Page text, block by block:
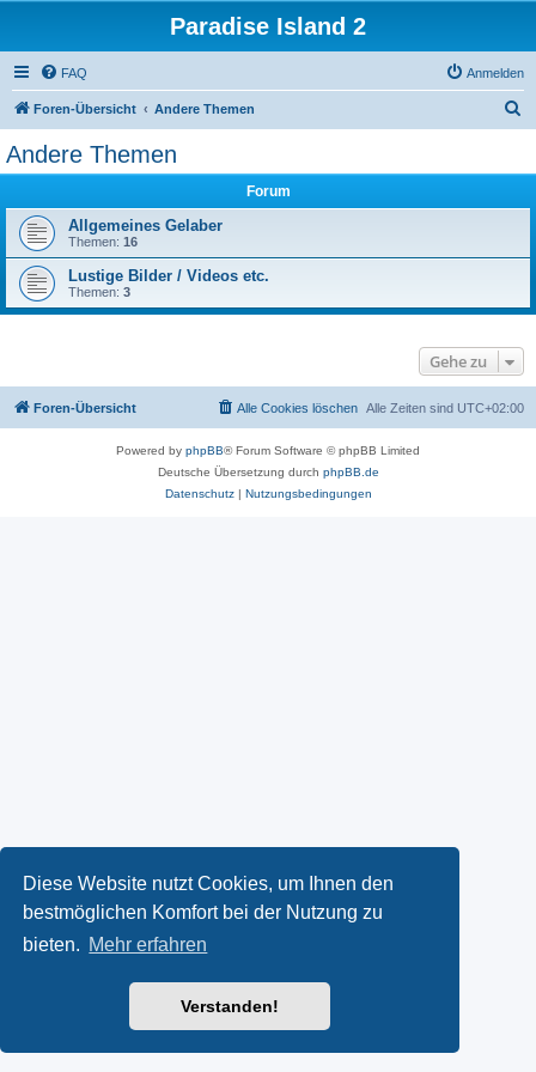
Diese Website nutzt Cookies, um Ihnen den
bestmöglichen Komfort bei der Nutzung zu
bieten. Mehr erfahren
Verstanden!
Paradise Island 2
FAQ Anmelden
Foren-Übersicht Andere Themen
Andere Themen
Forum
Allgemeines Gelaber
Themen: 16
Lustige Bilder / Videos etc.
Themen: 3
Gehe zu
Foren-Übersicht Alle Zeiten sind UTC+02:00
Alle Cookies löschen
Powered by phpBB® Forum Software © phpBB Limited
Deutsche Übersetzung durch phpBB.de
Datenschutz| Nutzungsbedingungen